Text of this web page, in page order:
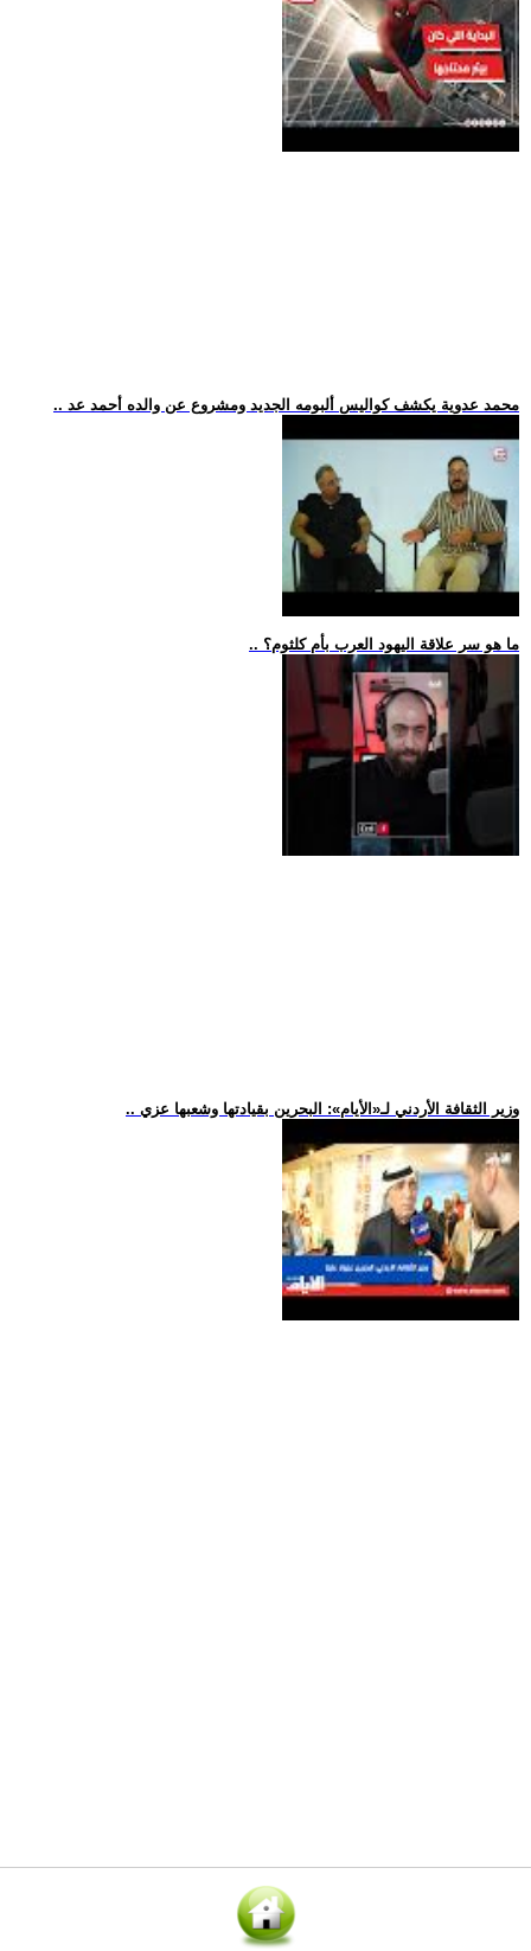
.. محمد عدوية يكشف كواليس ألبومه الجديد ومشروع عن والده أحمد عد
.. ما هو سر علاقة اليهود العرب بأم كلثوم؟
.. وزير الثقافة الأردني لـ«الأيام»: البحرين بقيادتها وشعبها عزي